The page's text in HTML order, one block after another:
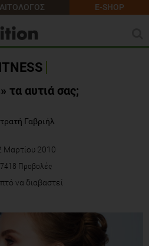
E-SHOP
τα αυτιά σας;
Γαβριήλ
Μαρτίου 2010
Προβολές
να διαβαστεί